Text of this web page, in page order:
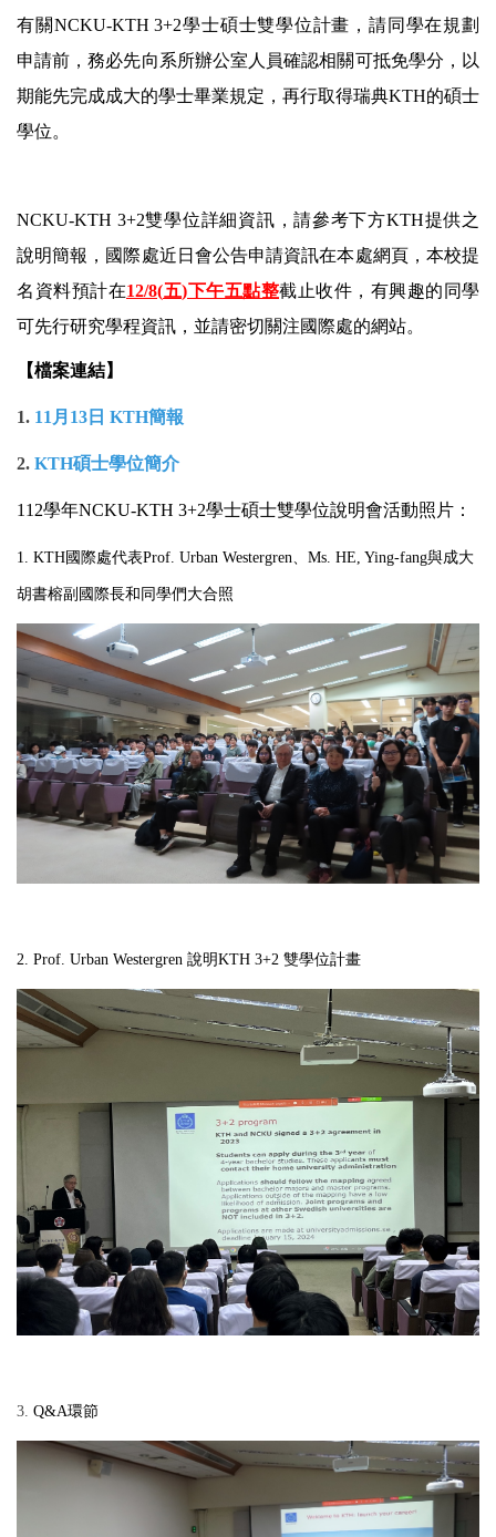
有關NCKU-KTH 3+2學士碩士雙學位計畫，請同學在規劃
申請前，務必先向系所辦公室人員確認相關可抵免學分，以
期能先完成成大的學士畢業規定，再行取得瑞典KTH的碩士
學位。
NCKU-KTH 3+2雙學位詳細資訊，請參考下方KTH提供之
說明簡報，國際處近日會公告申請資訊在本處網頁，本校提
名資料預計在12/8(五)下午五點整截止收件，有興趣的同學
可先行研究學程資訊，並請密切關注國際處的網站。
【檔案連結】
1. 11月13日 KTH簡報
2. KTH碩士學位簡介
112學年NCKU-KTH 3+2學士碩士雙學位說明會活動照片：
1. KTH國際處代表Prof. Urban Westergren、Ms. HE, Ying-fang與成大
胡書榕副國際長和同學們大合照
2. Prof. Urban Westergren 說明KTH 3+2 雙學位計畫
3. Q&A環節